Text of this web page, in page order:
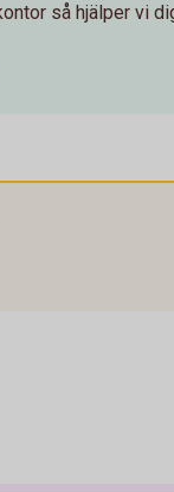
så hjälper vi